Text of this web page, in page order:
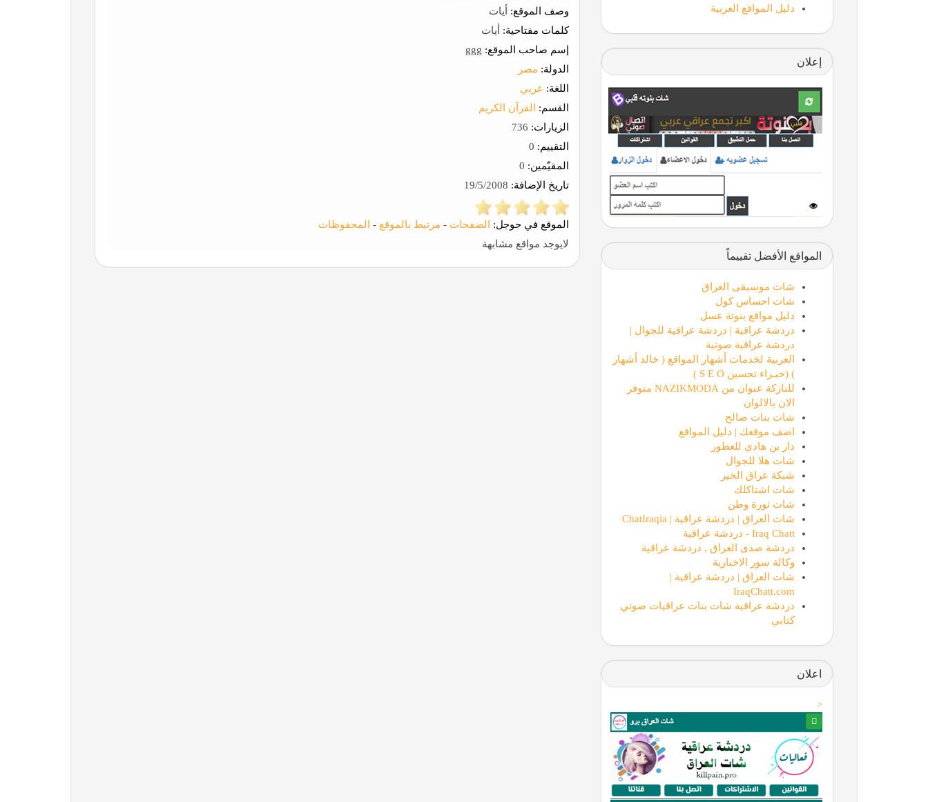
وصف الموقع: أيات
كلمات مفتاحية: أيات
إسم صاحب الموقع:
الدولة: مصر
اللغة: عربي
القسم:
القرآن الكريم
الزيارات:
التقييم:
المقيّمين:
تاريخ الإضافة:
الموقع في جوجل: الصفحات - مرتبط بالموقع - المحفوظات
لايوجد مواقع مشابهة
دليل المواقع العربية
إعلان
المواقع الأفضل تقييماً
شات موسيقى العراق
شات احساس كول
دليل مواقع بنوتة عسل
دردشة عراقية | دردشة عراقية للجوال |
دردشة عراقية صوتية
العربية لخدمات أشهار المواقع ( خالد أشهار
) (خبـراء تحسين S E O )
للنازكة عنوان من NAZIKMODA متوفر
الان بالالوان
شات بنات صالح
اضف موقعك | دليل المواقع
دار بن هادي للعطور
شات هلا للجوال
شبكة عراق الخير
شات اشتاكلك
شات ثورة وطن
شات العراق | دردشة عراقية | ChatIraqia
Iraq Chatt - دردشة عراقية
دردشة صدى العراق , دردشة عراقية
وكالة سور الاخبارية
شات العراق | دردشة عراقية |
IraqChatt.com
دردشة عراقية شات بنات عراقيات صوتي
كتابي
اعلان
<